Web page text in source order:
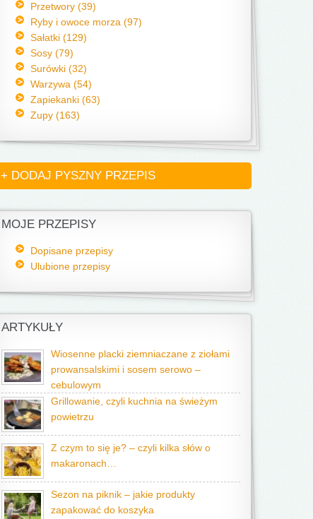
Przetwory (39)
Ryby i owoce morza (97)
Sałatki (129)
Sosy (79)
Surówki (32)
Warzywa (54)
Zapiekanki (63)
Zupy (163)
+ DODAJ PYSZNY PRZEPIS
MOJE PRZEPISY
Dopisane przepisy
Ulubione przepisy
ARTYKUŁY
Wiosenne placki ziemniaczane z ziołami
prowansalskimi i sosem serowo –
cebulowym
Grillowanie, czyli kuchnia na świeżym
powietrzu
Z czym to się je? – czyli kilka słów o
makaronach…
Sezon na piknik – jakie produkty
zapakować do koszyka